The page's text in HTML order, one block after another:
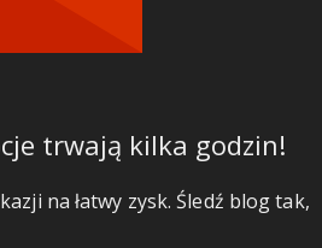
trwają kilka godzin!
na łatwy zysk. Śledź blog tak,